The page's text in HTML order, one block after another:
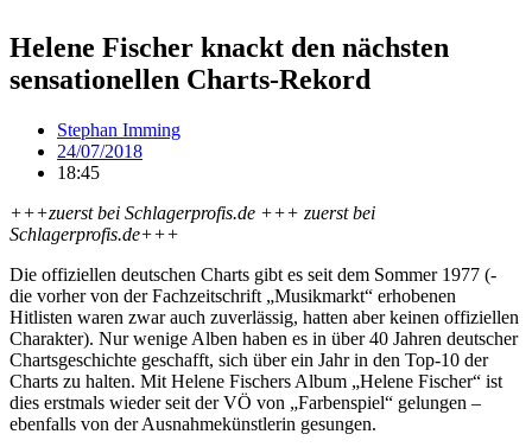
Helene Fischer knackt den nächsten
sensationellen Charts-Rekord
Stephan Imming
24/07/2018
18:45
+++zuerst bei Schlagerprofis.de +++ zuerst bei
Schlagerprofis.de+++
Die offiziellen deutschen Charts gibt es seit dem Sommer 1977 (-
die vorher von der Fachzeitschrift „Musikmarkt“ erhobenen
Hitlisten waren zwar auch zuverlässig, hatten aber keinen offiziellen
Charakter). Nur wenige Alben haben es in über 40 Jahren deutscher
Chartsgeschichte geschafft, sich über ein Jahr in den Top-10 der
Charts zu halten. Mit Helene Fischers Album „Helene Fischer“ ist
dies erstmals wieder seit der VÖ von „Farbenspiel“ gelungen –
ebenfalls von der Ausnahmekünstlerin gesungen.